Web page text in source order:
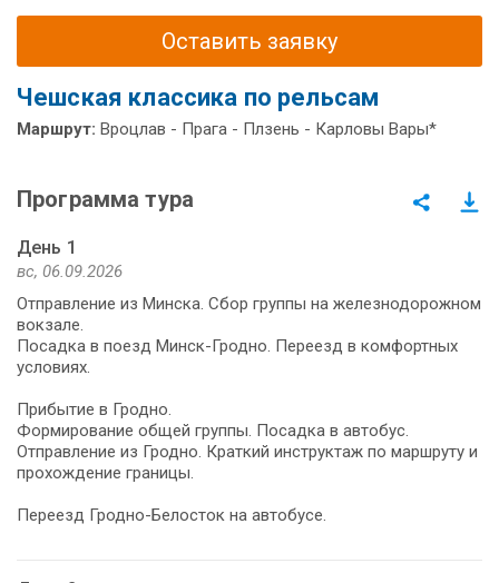
Оставить заявку
Чешская классика по рельсам
Маршрут: Вроцлав - Прага - Плзень - Карловы Вары*
Программа тура
День 1
вс, 06.09.2026
Отправление из Минска. Сбор группы на железнодорожном
вокзале.
Посадка в поезд Минск-Гродно. Переезд в комфортных
условиях.
Прибытие в Гродно.
Формирование общей группы. Посадка в автобус.
Отправление из Гродно. Краткий инструктаж по маршруту и
прохождение границы.
Переезд Гродно-Белосток на автобусе.